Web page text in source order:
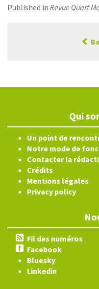
Published in Revue Quart
Qui
Un point de
Notre mode de
Contacter la
Crédits
Mentions légales
Privacy policy
Fil des numéros
Facebook
Bluesky
Linkedin